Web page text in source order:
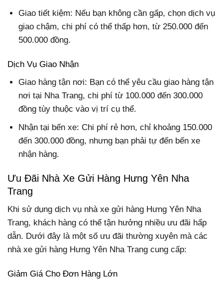
Giao tiết kiệm: Nếu bạn không cần gấp, chọn dịch vụ
giao chậm, chi phí có thể thấp hơn, từ 250.000 đến
500.000 đồng.
Dịch Vụ Giao Nhận
Giao hàng tận nơi: Bạn có thể yêu cầu giao hàng tận
nơi tại Nha Trang, chi phí từ 100.000 đến 300.000
đồng tùy thuộc vào vị trí cụ thể.
Nhận tại bến xe: Chi phí rẻ hơn, chỉ khoảng 150.000
đến 300.000 đồng, nhưng bạn phải tự đến bến xe
nhận hàng.
Ưu Đãi Nhà Xe Gửi Hàng Hưng Yên Nha
Trang
Khi sử dụng dịch vụ nhà xe gửi hàng Hưng Yên Nha
Trang, khách hàng có thể tận hưởng nhiều ưu đãi hấp
dẫn. Dưới đây là một số ưu đãi thường xuyên mà các
nhà xe gửi hàng Hưng Yên Nha Trang cung cấp:
Giảm Giá Cho Đơn Hàng Lớn